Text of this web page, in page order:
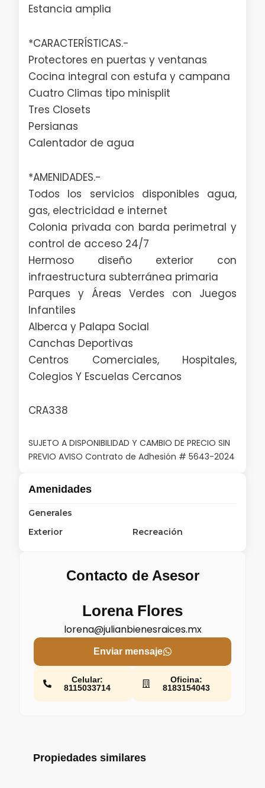
Estancia amplia
*CARACTERÍSTICAS.-
Protectores en puertas y ventanas
Cocina integral con estufa y campana
Cuatro Climas tipo minisplit
Tres Closets
Persianas
Calentador de agua
*AMENIDADES.-
Todos los servicios disponibles agua,
gas, electricidad e internet
Colonia privada con barda perimetral y
control de acceso 24/7
Hermoso diseño exterior con
infraestructura subterránea primaria
Parques y Áreas Verdes con Juegos
Infantiles
Alberca y Palapa Social
Canchas Deportivas
Centros Comerciales, Hospitales,
Colegios Y Escuelas Cercanos
CRA338
SUJETO A DISPONIBILIDAD Y CAMBIO DE PRECIO SIN
PREVIO AVISO Contrato de Adhesión # 5643-2024
Amenidades
Generales
Exterior
Recreación
Contacto de Asesor
Lorena Flores
lorena@julianbienesraices.mx
Enviar mensaje
Celular:
8115033714
Oficina:
8183154043
Propiedades similares